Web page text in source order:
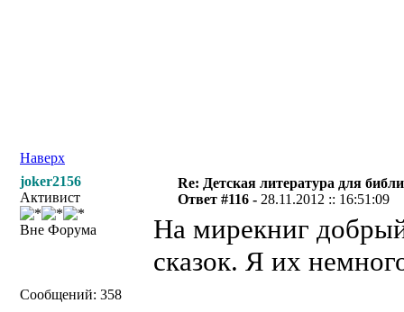
Наверх
joker2156
Активист
Вне Форума
Сообщений: 358
Re: Детская литература для
Ответ #116 - 28.11.2012 :: 16:51:09
На мирекниг
сказок. Я их